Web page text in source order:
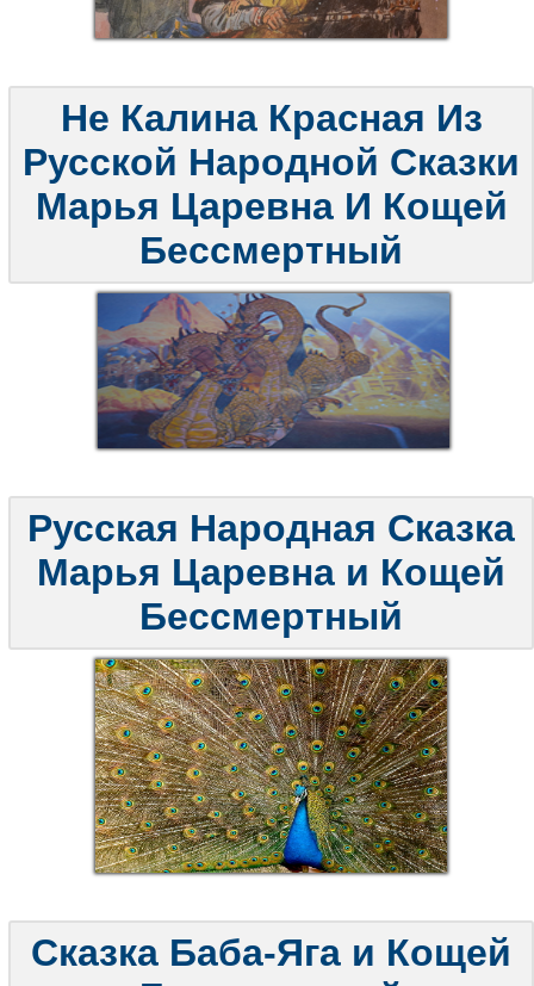
Не Калина Красная Из
Русской Народной Сказки
Марья Царевна И Кощей
Бессмертный
Русская Народная Сказка
Марья Царевна и Кощей
Бессмертный
Сказка Баба-Яга и Кощей